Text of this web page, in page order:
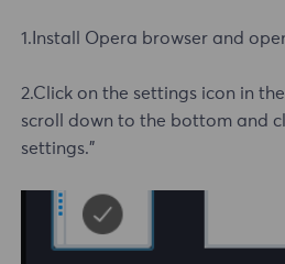
1.Install Opera browser and
2.Click on the settings icon in
scroll down to the bottom and
settings."